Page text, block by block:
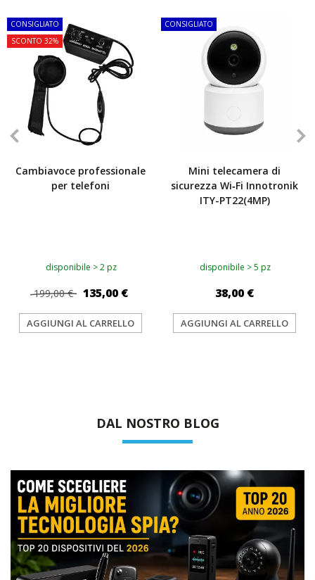
CONSIGLIATO
SCONTO 32%
Cambiavoce professionale
per telefoni
disponibile > 2 pz
199,00 € 135,00 €
AGGIUNGI AL CARRELLO
CONSIGLIATO
Mini telecamera di
sicurezza Wi‑Fi Innotronik
ITY-PT22(4MP)
disponibile > 5 pz
38,00 €
AGGIUNGI AL CARRELLO
DAL NOSTRO BLOG